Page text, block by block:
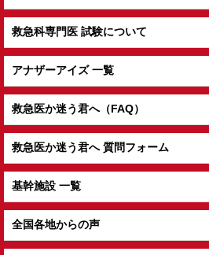
救急科専門医 試験について
アナザーアイズ 一覧
救急医か迷う君へ（FAQ）
救急医か迷う君へ 質問フォーム
基幹施設 一覧
全国各地からの声